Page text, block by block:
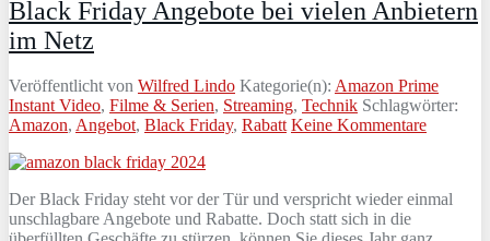
Black Friday Angebote bei vielen Anbietern
im Netz
Veröffentlicht von Wilfred Lindo Kategorie(n): Amazon Prime
Instant Video, Filme & Serien, Streaming, Technik Schlagwörter:
Amazon, Angebot, Black Friday, Rabatt Keine Kommentare
Der Black Friday steht vor der Tür und verspricht wieder einmal
unschlagbare Angebote und Rabatte. Doch statt sich in die